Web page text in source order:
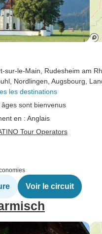
sur-le-Main , Rudesheim am
, Nordlingen , Augsbourg ,
les destinations
âges sont bienvenus
en : Anglais
Tour Operators
Voir le circuit